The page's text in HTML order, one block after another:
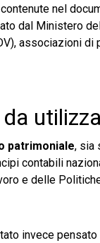
nel
dal Ministero
associazioni
patrimoniale, sia
contabili
e delle
invece